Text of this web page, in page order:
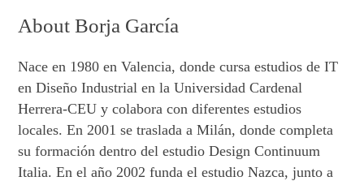
About Borja García
Nace en 1980 en Valencia, donde cursa estudios de IT
en Diseño Industrial en la Universidad Cardenal
Herrera-CEU y colabora con diferentes estudios
locales. En 2001 se traslada a Milán, donde completa
su formación dentro del estudio Design Continuum
Italia. En el año 2002 funda el estudio Nazca, junto a